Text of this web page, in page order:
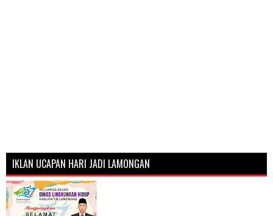
IKLAN UCAPAN HARI JADI LAMONGAN